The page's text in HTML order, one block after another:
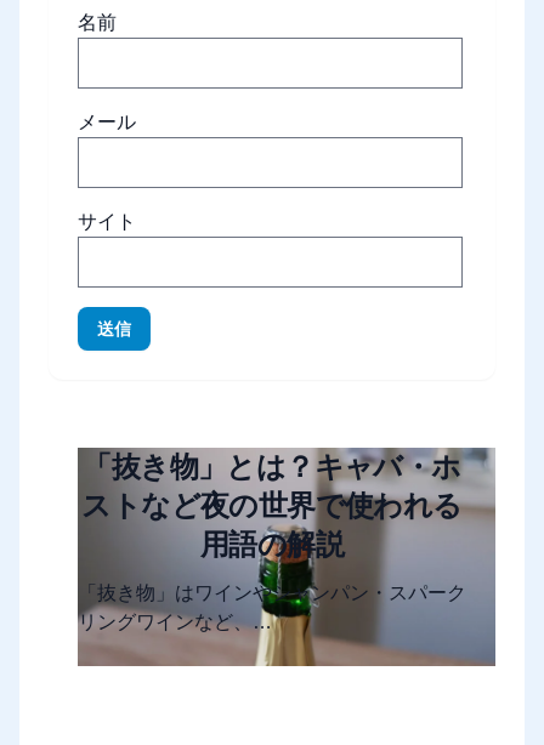
名前
メール
サイト
送信
「抜き物」とは？キャバ・ホ
ストなど夜の世界で使われる
用語の解説
「抜き物」はワインやシャンパン・スパーク
リングワインなど、…